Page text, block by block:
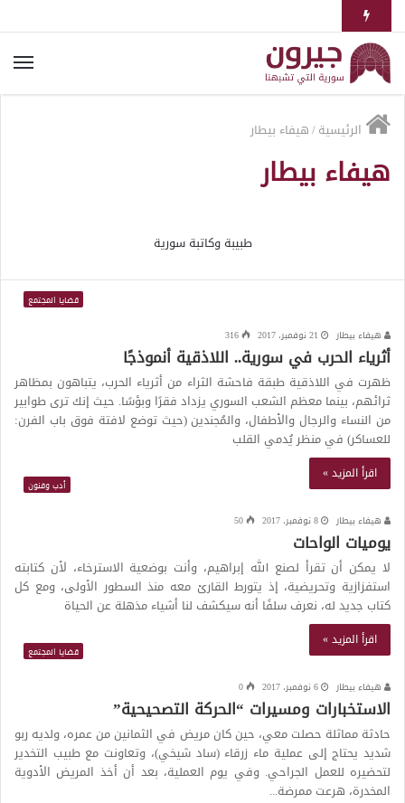
الرئيسية/هيفاء بيطار
هيفاء بيطار
طبيبة وكاتبة سورية
قضايا المجتمع
هيفاء بيطار 21 نوفمبر، 2017 316
أثرياء الحرب في سورية.. اللاذقية أنموذجًا
ظهرت في اللاذقية طبقة فاحشة الثراء من أثرياء الحرب، يتباهون بمظاهر
ثرائهم، بينما معظم الشعب السوري يزداد فقرًا وبؤسًا. حيث إنك ترى طوابير
من النساء والرجال والأطفال، والمُجندين (حيث توضع لافتة فوق باب الفرن:
للعساكر) في منظر يُدمي القلب
اقرأ المزيد »
أدب وفنون
هيفاء بيطار 8 نوفمبر، 2017 50
يوميات الواحات
لا يمكن أن تقرأ لصنع الله إبراهيم، وأنت بوضعية الاسترخاء، لأن كتابته
استفزازية وتحريضية، إذ يتورط القارئ معه منذ السطور الأولى، ومع كل
كتاب جديد له، نعرف سلفًا أنه سيكشف لنا أشياء مذهلة عن الحياة
اقرأ المزيد »
قضايا المجتمع
هيفاء بيطار 6 نوفمبر، 2017 0
الاستخبارات ومسيرات “الحركة التصحيحية”
حادثة مماثلة حصلت معي، حين كان مريض في الثمانين من عمره، ولديه ربو
شديد يحتاج إلى عملية ماء زرقاء (ساد شيخي)، وتعاونت مع طبيب التخدير
لتحضيره للعمل الجراحي. وفي يوم العملية، بعد أن أخذ المريض الأدوية
المخدرة، هرعت ممرضة...